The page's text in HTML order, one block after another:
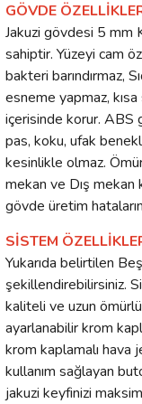
GÖVDE
Jakuzi gövdesi 5 mm
sahiptir. Yüzeyi cam
bakteri barındırmaz,
esneme yapmaz, kısa
içerisinde korur. ABS
pas, koku, ufak
kesinlikle olmaz.
mekan ve Dış mekan
gövde üretim
SİSTEM
Yukarıda belirtilen
şekillendirebilirsiniz.
kaliteli ve uzun
ayarlanabilir krom
krom kaplamalı
kullanım sağlayan
jakuzi keyfinizi